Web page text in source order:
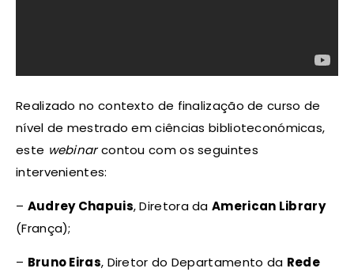
Realizado no contexto de finalização de curso de
nível de mestrado em ciências biblioteconómicas,
este webinarcontou com os seguintes
intervenientes:
– Audrey Chapuis, Diretora daAmerican Library
(França);
– Bruno Eiras, Diretor do Departamento da Rede